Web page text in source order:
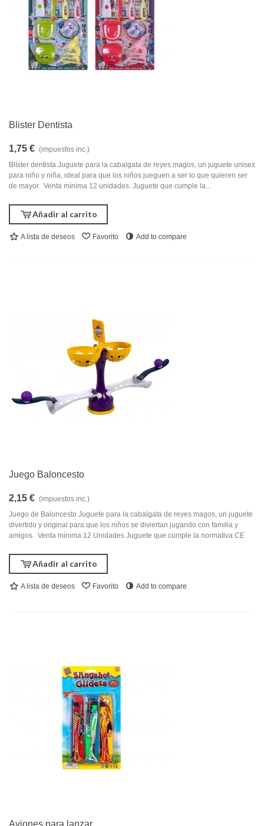
Blister Dentista
1,75 € (impuestos inc.)
Blíster dentista Juguete para la cabalgata de reyes magos, un juguete unisex
para niño y niña, ideal para que los niños jueguen a ser lo que quieren ser
de mayor. Venta mínima 12 unidades. Juguete que cumple la...
Añadir al carrito
A lista de deseos Favorito Add to compare
Juego Baloncesto
2,15 € (impuestos inc.)
Juego de Baloncesto Juguete para la cabalgata de reyes magos, un juguete
divertido y original para que los niños se diviertan jugando con familia y
amigos. Venta mínima 12 Unidades Juguete que cumple la normativa CE
Añadir al carrito
A lista de deseos Favorito Add to compare
Aviones para lanzar